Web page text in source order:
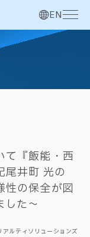
EN
て『飯能・西
尾井町 光の
性の保全が図
した～
アルティソリューションズ